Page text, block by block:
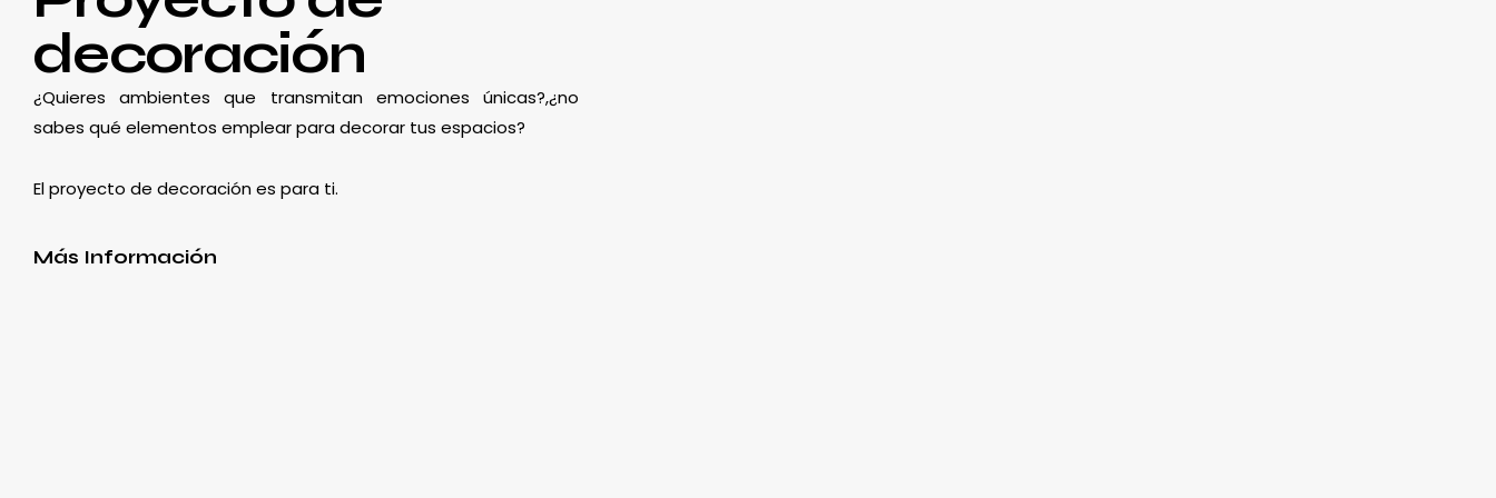
decoración
¿Quieres ambientes que transmitan emociones únicas?,¿no
sabes qué elementos emplear para decorar tus espacios?
El proyecto de decoración es para ti.
Más Información